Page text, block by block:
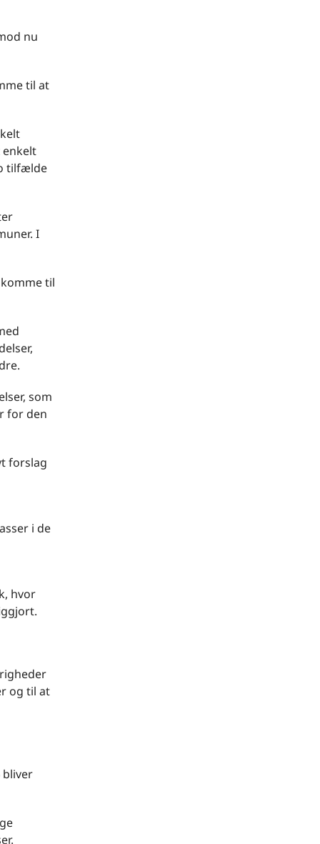
nu
til at
enkelt
tilfælde
I
til
som
for den
forslag
i de
hvor
og til at
bliver